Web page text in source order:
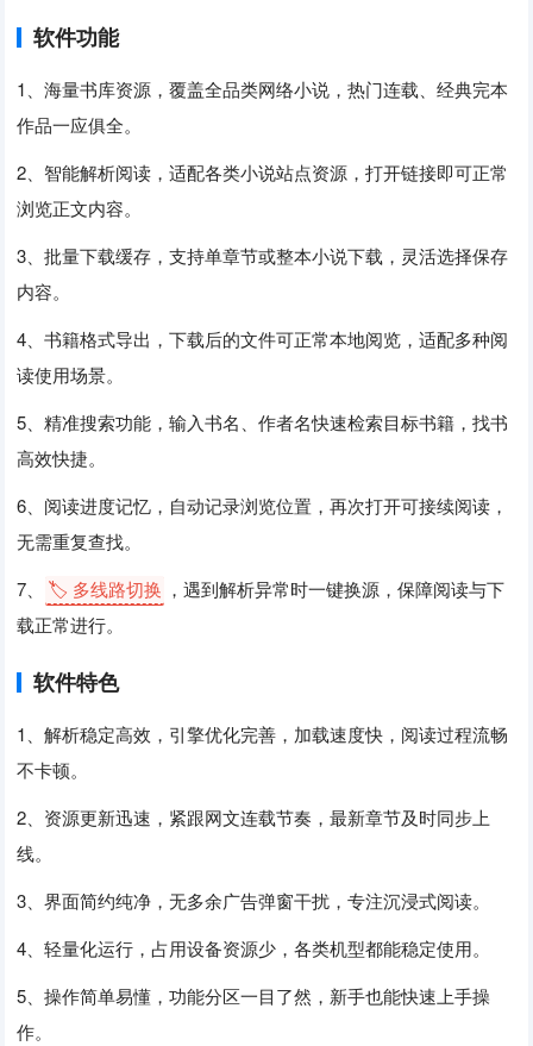
软件功能
1、海量书库资源，覆盖全品类网络小说，热门连载、经典完本
作品一应俱全。
2、智能解析阅读，适配各类小说站点资源，打开链接即可正常
浏览正文内容。
3、批量下载缓存，支持单章节或整本小说下载，灵活选择保存
内容。
4、书籍格式导出，下载后的文件可正常本地阅览，适配多种阅
读使用场景。
5、精准搜索功能，输入书名、作者名快速检索目标书籍，找书
高效快捷。
6、阅读进度记忆，自动记录浏览位置，再次打开可接续阅读，
无需重复查找。
7、
🏷️ 多线路切换 ，遇到解析异常时一键换源，保障阅读与下
载正常进行。
软件特色
1、解析稳定高效，引擎优化完善，加载速度快，阅读过程流畅
不卡顿。
2、资源更新迅速，紧跟网文连载节奏，最新章节及时同步上
线。
3、界面简约纯净，无多余广告弹窗干扰，专注沉浸式阅读。
4、轻量化运行，占用设备资源少，各类机型都能稳定使用。
5、操作简单易懂，功能分区一目了然，新手也能快速上手操
作。